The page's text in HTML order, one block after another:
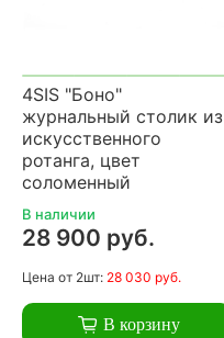
4SIS "Боно"
журнальный столик из
искусственного
ротанга, цвет
соломенный
В наличии
28 900 руб.
Цена от 2шт: 28 030 руб.
В корзину